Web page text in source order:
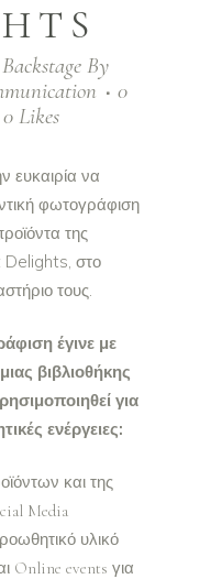
Backstage By
0
0 Likes
ευκαιρία να
φωτογράφιση
της
στο
τους.
έγινε με
βιβλιοθήκης
για
ενέργειες:
και της
Media
υλικό
Online events για